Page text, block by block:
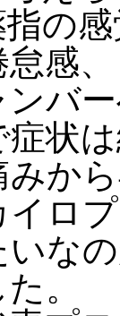
の
感
ンバ
症状
みか
イロ
な
。